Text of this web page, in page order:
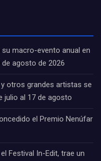
su macro-evento anual en
agosto de 2026
otros grandes artistas se
julio al 17 de agosto
el Premio Nenúfar
Festival In-Edit, trae un